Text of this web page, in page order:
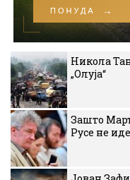
Никола
„Олуја“
Зашто
Русе не